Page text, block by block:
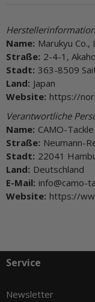
Name: Marukyu Co.,
Straße: 2-4-1,
Stadt: 363-8509
Land: Japan
Website: https://
Verantwortliche
Name: CAMO-
Straße: Neumann-
Stadt: 22041
Land: Deutschland
E-Mail: info@camo-
Website: https://
Service
Newsletter